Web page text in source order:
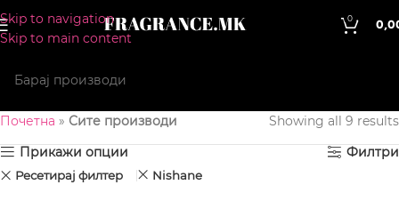
Skip to navigation
Skip to main content
0
Почетна » Сите производи
Showing all 9 results
Прикажи опции
Филтри
Ресетирај филтер Nishane